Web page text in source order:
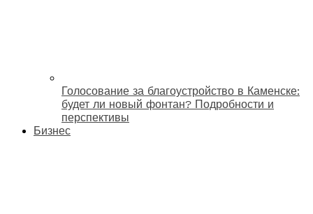
Голосование за благоустройство в Каменске:
будет ли новый фонтан? Подробности и
перспективы
Бизнес